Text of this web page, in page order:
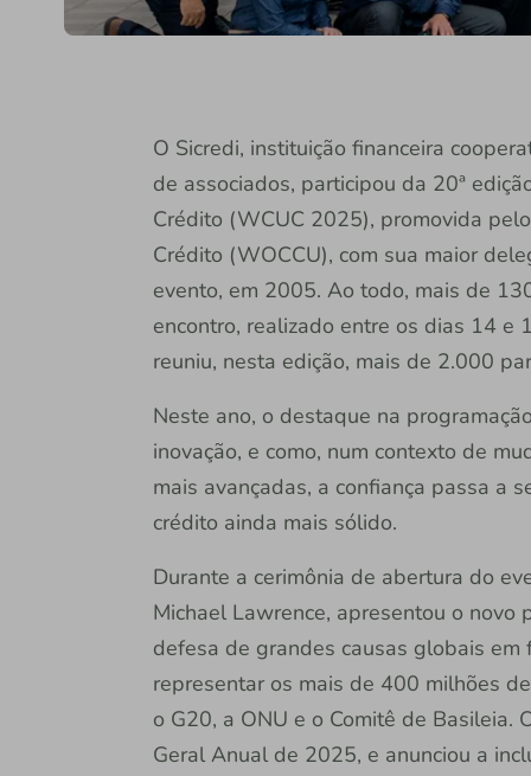
O Sicredi, instituição financeira
de associados, participou da 20ª
Crédito (WCUC 2025), promovida
Crédito (WOCCU), com sua maior
evento, em 2005. Ao todo, mais de
encontro, realizado entre os dias 14 e
reuniu, nesta edição, mais de 2.000
Neste ano, o destaque na
inovação, e como, num contexto de
mais avançadas, a confiança passa a
crédito ainda mais sólido.
Durante a cerimônia de abertura do
Michael Lawrence, apresentou o
defesa de grandes causas globais
representar os mais de 400 milhões
o G20, a ONU e o Comitê de Basileia.
Geral Anual de 2025, e anunciou a